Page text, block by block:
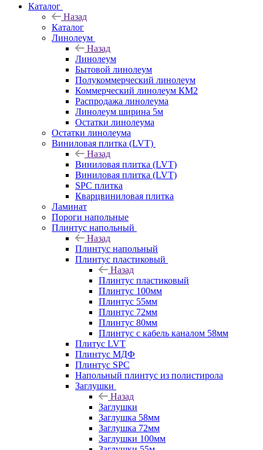
Каталог
Назад
Каталог
Линолеум
Назад
Линолеум
Бытовой линолеум
Полукоммерческий линолеум
Коммерческий линолеум КМ2
Распродажа линолеума
Линолеум ширина 5м
Остатки линолеума
Остатки линолеума
Виниловая плитка (LVT)
Назад
Виниловая плитка (LVT)
Виниловая плитка (LVT)
SPC плитка
Кварцвиниловая плитка
Ламинат
Пороги напольные
Плинтус напольный
Назад
Плинтус напольный
Плинтус пластиковый
Назад
Плинтус пластиковый
Плинтус 100мм
Плинтус 55мм
Плинтус 72мм
Плинтус 80мм
Плинтус с кабель каналом 58мм
Плитус LVT
Плинтус МДФ
Плинтус SPC
Напольный плинтус из полистирола
Заглушки
Назад
Заглушки
Заглушка 58мм
Заглушка 72мм
Заглушки 100мм